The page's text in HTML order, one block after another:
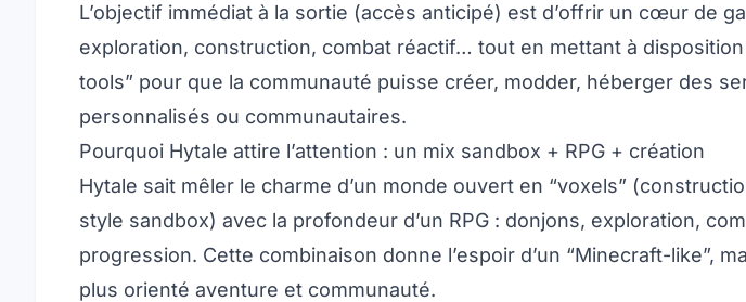
L’objectif immédiat à la sortie (accès anticipé) est d’offrir un cœur de
exploration, construction, combat réactif… tout en mettant à
tools” pour que la communauté puisse créer, modder, héberger des
personnalisés ou communautaires.
Pourquoi Hytale attire l’attention : un mix sandbox + RPG + création
Hytale sait mêler le charme d’un monde ouvert en “voxels”
style sandbox) avec la profondeur d’un RPG : donjons, exploration,
progression. Cette combinaison donne l’espoir d’un “Minecraft-like”,
plus orienté aventure et communauté.